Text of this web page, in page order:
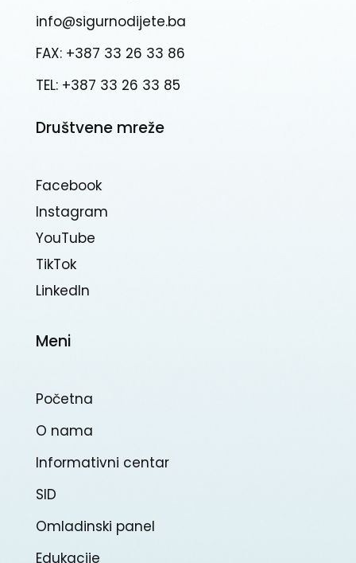
info@sigurnodijete.ba
FAX: +387 33 26 33 86
TEL: +387 33 26 33 85
Društvene mreže
Facebook
Instagram
YouTube
TikTok
Linkedln
Meni
Početna
O nama
Informativni centar
SID
Omladinski panel
Edukacije